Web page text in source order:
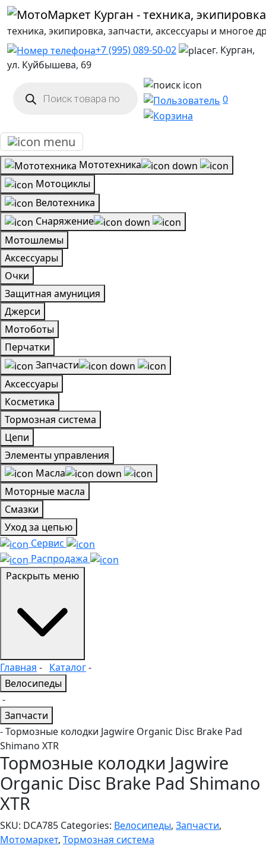
техника, экипировка, запчасти, аксессуары и многое
+7 (995) 089-50-02
г. Курган,
ул. Куйбышева, 69
товаров 0
Мототехника
Мотоциклы
Велотехника
Снаряжение
Мотошлемы
Аксессуары
Очки
Защитная амуниция
Джерси
Мотоботы
Перчатки
Запчасти
Аксессуары
Косметика
Тормозная система
Цепи
Элементы управления
Масла
Моторные масла
Смазки
Уход за цепью
Сервис
Распродажа
Главная - Каталог-
Велосипеды
-
Запчасти
- Тормозные колодки Jagwire Organic Disc Brake Pad
Shimano XTR
Тормозные колодки Jagwire
Organic Disc Brake Pad Shimano
XTR
SKU: DCA785 Categories: Велосипеды, Запчасти,
Мотомаркет, Тормозная система